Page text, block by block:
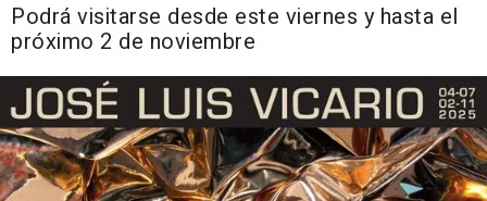
Podrá visitarse desde este viernes y hasta el
próximo 2 de noviembre